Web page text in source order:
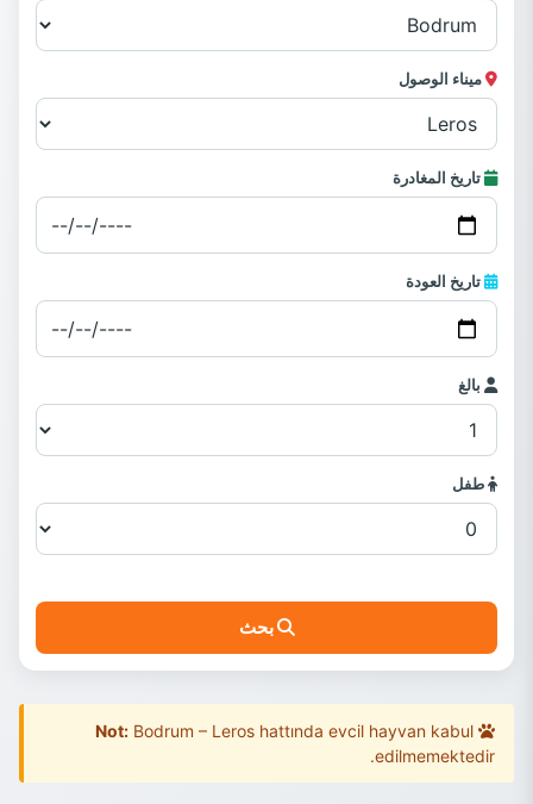
ميناء الوصول
تاريخ المغادرة
تاريخ العودة
بالغ
طفل
بحث
Not: Bodrum – Leros hattında evcil hayvan kabul
edilmemektedir.